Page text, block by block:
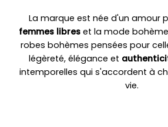
La marque est née d'un amour
femmes libres et la mode
robes bohèmes pensées pour
légèreté, élégance et
intemporelles qui s'accordent à
vie.